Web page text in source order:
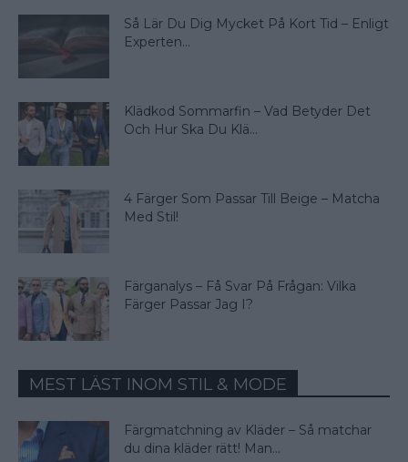
Så Lär Du Dig Mycket På Kort Tid – Enligt
Experten...
Klädkod Sommarfin – Vad Betyder Det
Och Hur Ska Du Klä...
4 Färger Som Passar Till Beige – Matcha
Med Stil!
Färganalys – Få Svar På Frågan: Vilka
Färger Passar Jag I?
MEST LÄST INOM STIL & MODE
Färgmatchning av Kläder – Så matchar
du dina kläder rätt! Man...